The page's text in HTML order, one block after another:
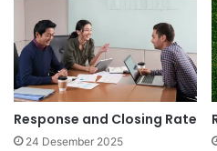
Response and Closing Rate
24 Desember 2025